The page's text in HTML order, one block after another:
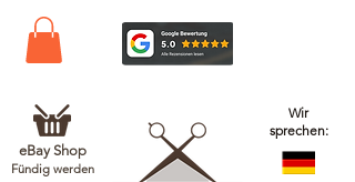
eBay Shop
Fündig werden
Wir
sprechen: